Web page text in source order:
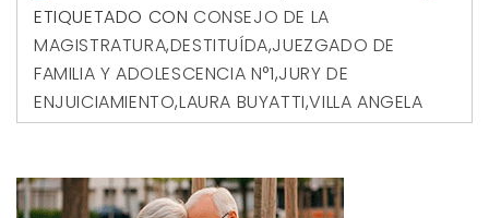
ETIQUETADO CON CONSEJO DE LA
MAGISTRATURA,DESTITUÍDA,JUEZGADO DE
FAMILIA Y ADOLESCENCIA N°1,JURY DE
ENJUICIAMIENTO,LAURA BUYATTI,VILLA ANGELA